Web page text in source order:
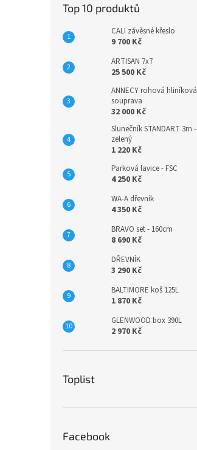
Top 10 produktů
CALI závěsné křeslo
9 700 Kč
ARTISAN 7x7
25 500 Kč
ANNECY rohová hliníková
souprava
32 000 Kč
Slunečník STANDART 3m -
zelený
1 220 Kč
Parková lavice - FSC
4 250 Kč
WA-A dřevník
4 350 Kč
BRAVO set - 160cm
8 690 Kč
DŘEVNÍK
3 290 Kč
BALTIMORE koš 125L
1 870 Kč
GLENWOOD box 390L
2 970 Kč
Toplist
Facebook